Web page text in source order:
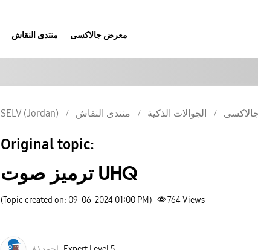
منتدى النقاش معرض جالاكسى
SELV (Jordan) منتدى النقاش الجوالات الذكية
Original topic:
ترميز صوت UHQ
(Topic created on: 09-06-2024 01:00 PM) 764Views